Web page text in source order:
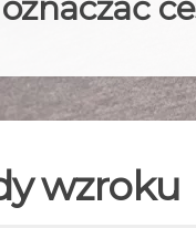
oznaczać
wzroku